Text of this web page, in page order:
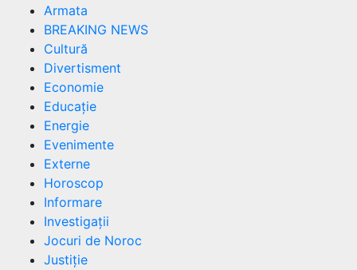
Armata
BREAKING NEWS
Cultură
Divertisment
Economie
Educație
Energie
Evenimente
Externe
Horoscop
Informare
Investigații
Jocuri de Noroc
Justiție